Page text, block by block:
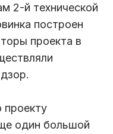
2-й технической
построен
проекта в
проекту
один большой